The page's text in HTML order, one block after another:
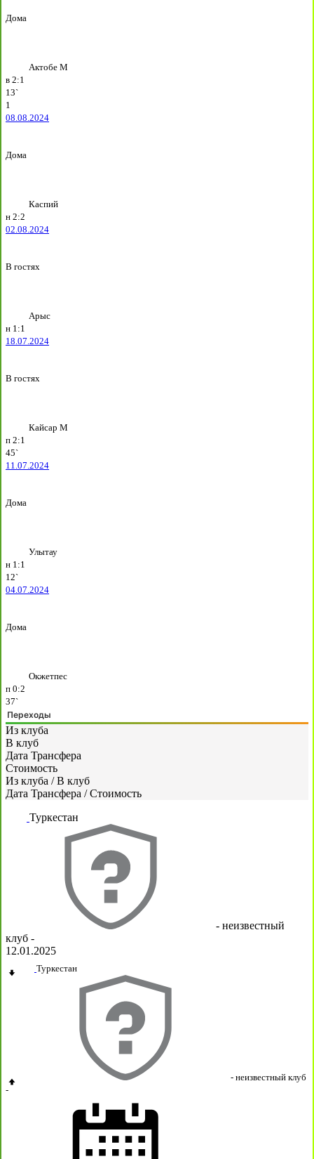
Дома
Актобе М
в 2:1
13`
1
08.08.2024
Дома
Каспий
н 2:2
02.08.2024
В гостях
Арыс
н 1:1
18.07.2024
В гостях
Кайсар М
п 2:1
45`
11.07.2024
Дома
Улытау
н 1:1
12`
04.07.2024
Дома
Окжетпес
п 0:2
37`
Переходы
Из клуба
В клуб
Дата Трансфера
Стоимость
Из клуба / В клуб
Дата Трансфера / Стоимость
Туркестан
- неизвестный
клуб -
12.01.2025
Туркестан
- неизвестный клуб
-